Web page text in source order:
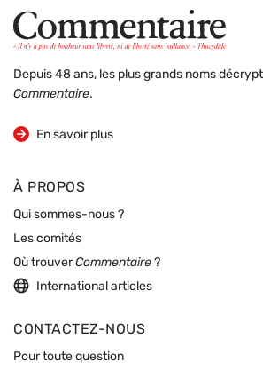
Depuis 48 ans, les plus grands noms
Commentaire.
En savoir plus
sur la revue
À PROPOS
Qui sommes-nous ?
Les comités
Où trouverCommentaire ?
International articles
CONTACTEZ-NOUS
Pour toute question